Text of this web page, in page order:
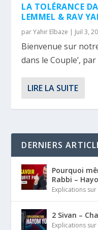
LA TOLÉRANCE
LEMMEL & RAV
parYahir Elbaze | Juil 3,
Bienvenue sur
dans le Couple’,
LIRE LA SUITE
DERNIERS
Pourquoi
Rabbi –
Explications
2 Sivan –
Explications